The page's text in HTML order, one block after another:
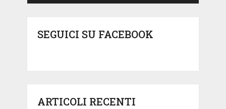
SEGUICI SU FACEBOOK
ARTICOLI RECENTI